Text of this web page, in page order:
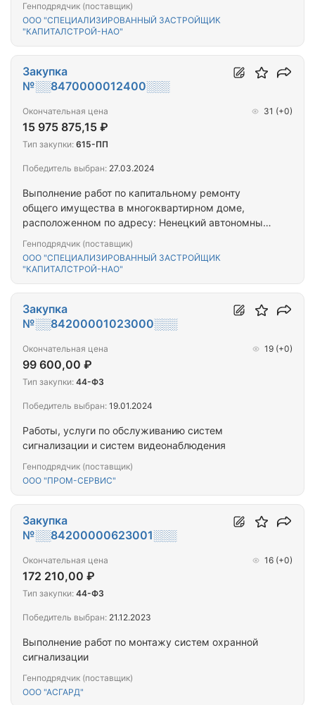
Генподрядчик (поставщик)
ООО "СПЕЦИАЛИЗИРОВАННЫЙ ЗАСТРОЙЩИК
"КАПИТАЛСТРОЙ-НАО"
Выполнение работ по капитальному ремонту
общего имущества в многоквартирном доме,
расположенном по адресу: Ненецкий автономный
1
Генподрядчик (поставщик)
ООО "СПЕЦИАЛИЗИРОВАННЫЙ ЗАСТРОЙЩИК
"КАПИТАЛСТРОЙ-НАО"
Закупка
№░░8470000012400░░░
Окончательная цена
15 975 875,15 ₽
31 (+0)
Тип закупки: 615-ПП
Победитель выбран: 27.03.2024
Работы, услуги по обслуживанию систем
сигнализации и систем видеонаблюдения
Генподрядчик (поставщик)
ООО "ПРОМ-СЕРВИС"
Закупка
№░░84200001023000░░░
Окончательная цена
99 600,00 ₽
19 (+0)
Тип закупки: 44-ФЗ
Победитель выбран: 19.01.2024
Выполнение работ по монтажу систем охранной
сигнализации
Генподрядчик (поставщик)
ООО "АСГАРД"
Закупка
№░░84200000623001░░░
Окончательная цена
172 210,00 ₽
16 (+0)
Тип закупки: 44-ФЗ
Победитель выбран: 21.12.2023